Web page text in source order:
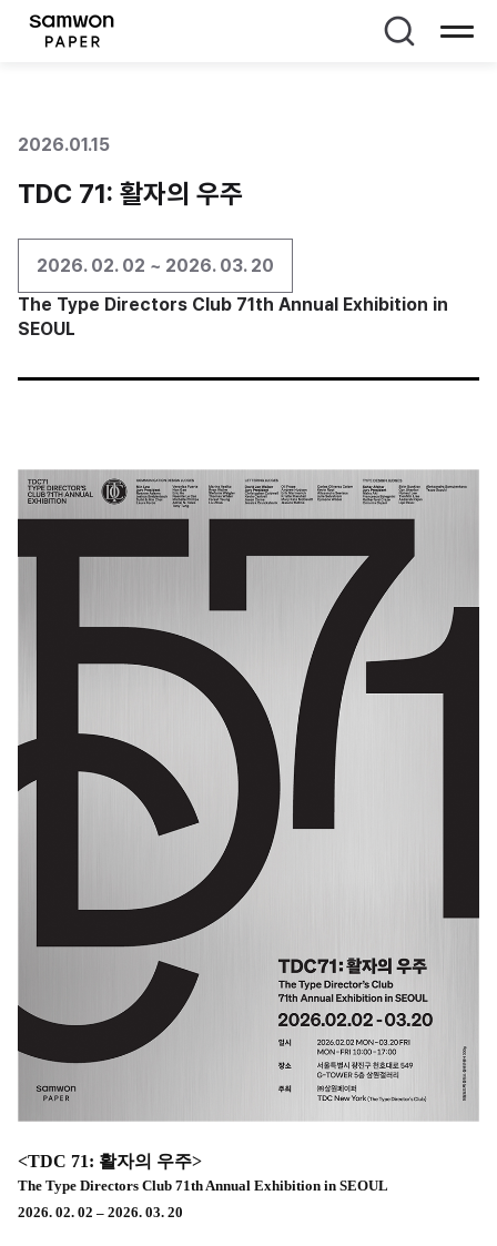
2026.01.15
TDC 71: 활자의 우주
2026. 02. 02 ~ 2026. 03. 20
The Type Directors Club 71th Annual Exhibition in
SEOUL
<TDC 71: 활자의 우주>
The Type Directors Club 71th Annual Exhibition in SEOUL
2026. 02. 02 – 2026. 03. 20